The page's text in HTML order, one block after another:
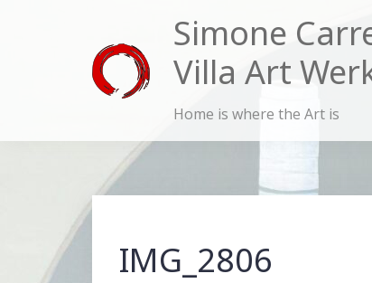
Simone
Villa Art
Home is where the Art is
IMG_2806